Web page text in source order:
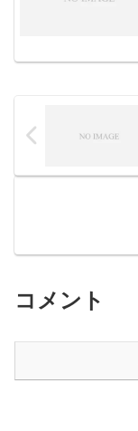
コメント